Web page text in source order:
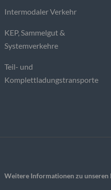
Intermodaler Verkehr
KEP, Sammelgut &
Systemverkehre
Teil- und
Komplettladungstransporte
Weitere Informationen zu unseren